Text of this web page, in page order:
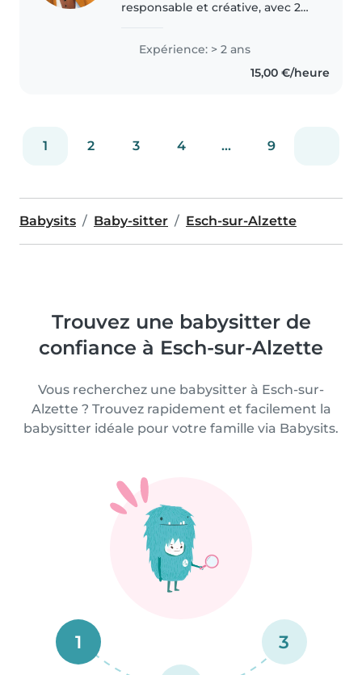
responsable et créative, avec 2
d'enfants de tous âges. Je parle
couramment anglais et français.
J'adore dessiner, lire des
Expérience: > 2 ans
15,00 €/heure
1 2 3 4 ... 9
Babysits Baby-sitter Esch-sur-Alzette
Trouvez une babysitter de
confiance à Esch-sur-Alzette
Vous recherchez une babysitter à Esch-sur-
Alzette ? Trouvez rapidement et facilement la
babysitter idéale pour votre famille via Babysits.
1 3